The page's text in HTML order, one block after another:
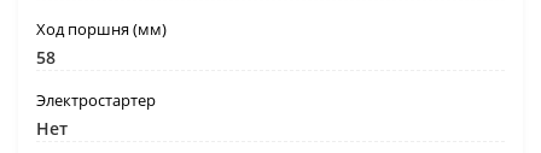
Ход поршня (мм)
58
Электростартер
Нет